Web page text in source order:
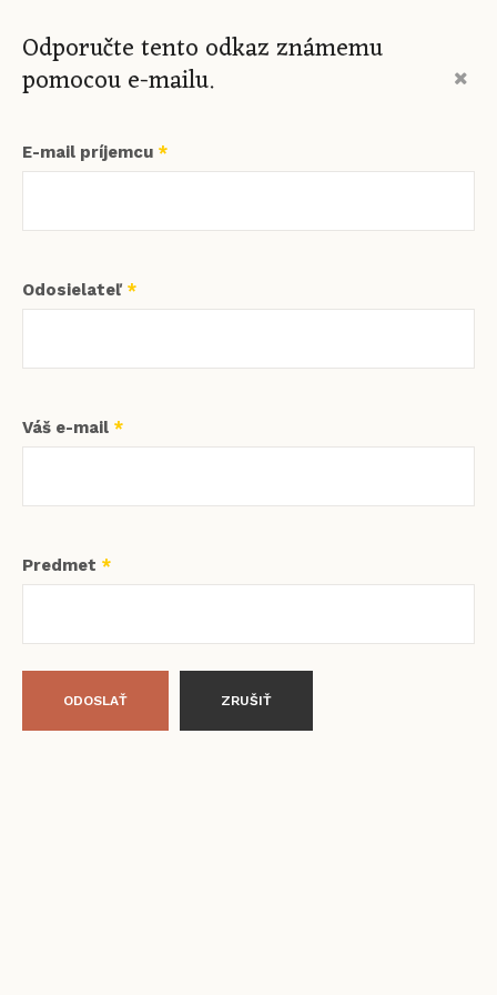
Odporučte tento odkaz známemu
pomocou e-mailu.
E-mail príjemcu *
Odosielateľ *
Váš e-mail *
Predmet *
ODOSLAŤ ZRUŠIŤ